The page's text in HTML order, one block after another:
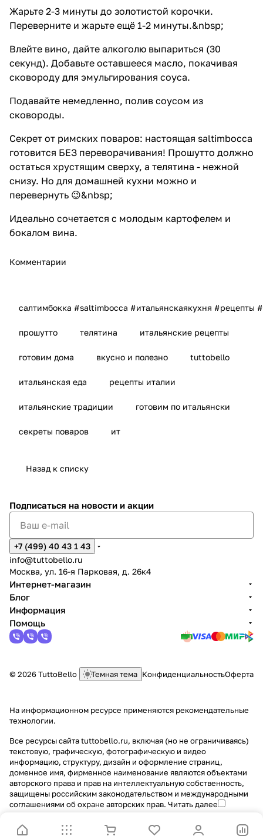
Жарьте 2-3 минуты до золотистой корочки.
Переверните и жарьте ещё 1-2 минуты.&nbsp;
Влейте вино, дайте алкоголю выпариться (30
секунд). Добавьте оставшееся масло, покачивая
сковороду для эмульгирования соуса.
Подавайте немедленно, полив соусом из
сковороды.
Секрет от римских поваров: настоящая saltimbocca
готовится БЕЗ переворачивания! Прошутто должно
остаться хрустящим сверху, а телятина - нежной
снизу. Но для домашней кухни можно и
перевернуть 😉&nbsp;
Идеально сочетается с молодым картофелем и
бокалом вина.
Комментарии
салтимбокка #saltimbocca #итальянскаякухня #рецепты
прошутто телятина итальянские рецепты
готовим дома вкусно и полезно tuttobello
итальянская еда рецепты италии
итальянские традиции готовим по итальянски
секреты поваров ит
Назад к списку
Подписаться на новости и акции
+7 (499) 40 43 1 43
info@tuttobello.ru
Москва, ул. 16-я Парковая, д. 26к4
Интернет-магазин
Блог
Информация
Помощь
© 2026 TuttoBello Темная тема КонфиденциальностьОферта
На информационном ресурсе применяются рекомендательные
технологии.
Все ресурсы сайта tuttobello.ru, включая (но не ограничиваясь)
текстовую, графическую, фотографическую и видео
информацию, структуру, дизайн и оформление страниц,
доменное имя, фирменное наименование являются объектами
авторского права и прав на интеллектуальную собственность,
защищены российским законодательством и международными
соглашениями об охране авторских прав. Читать далее